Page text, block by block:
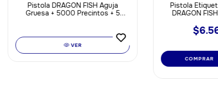
Pistola DRAGON FISH Aguja
Gruesa + 5000 Precintos + 5
VER
Pistola
DRAGON
COMPRAR